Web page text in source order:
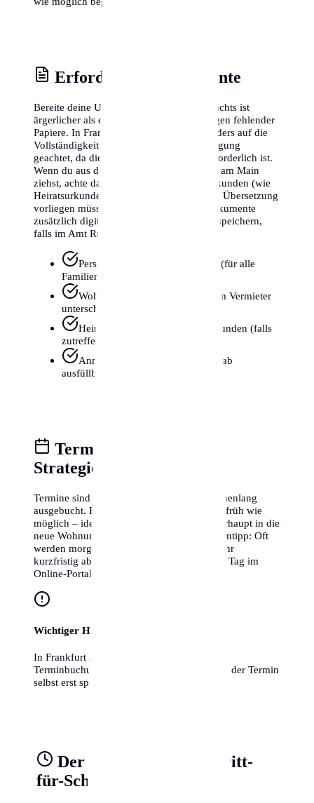
Erforderliche Dokumente
Bereite deine Unterlagen sorgfältig vor. Nichts ist
ärgerlicher als ein abgelehnter Termin wegen fehlender
Papiere. In Frankfurt am Main wird besonders auf die
Vollständigkeit der Wohnungsgeberbestätigung
geachtet, da diese gesetzlich zwingend erforderlich ist.
Wenn du aus dem Ausland nach Frankfurt am Main
ziehst, achte darauf, dass ausländische Urkunden (wie
Heiratsurkunden) oft in einer beglaubigten Übersetzung
vorliegen müssen. Wir empfehlen, alle Dokumente
zusätzlich digital auf dem Smartphone zu speichern,
falls im Amt Rückfragen entstehen.
Personalausweis oder Reisepass (für alle
Familienmitglieder)
Wohnungsgeberbestätigung (vom Vermieter
unterschrieben)
Heiratsurkunde oder Geburtsurkunden (falls
zutreffend)
Anmeldeformular (oft online vorab
ausfüllbar)
Terminvereinbarung &
Strategie
Termine sind in Frankfurt am Main oft wochenlang
ausgebucht. Buche deinen Termin daher so früh wie
möglich – idealerweise schon bevor du überhaupt in die
neue Wohnung einziehst. Ein kleiner Geheimtipp: Oft
werden morgens zwischen 7:30 und 8:30 Uhr
kurzfristig abgesagte Termine für denselben Tag im
Online-Portal freigeschaltet.
Wichtiger Hinweis
In Frankfurt am Main zählt das Datum der
Terminbuchung als fristwahrend, auch wenn der Termin
selbst erst später stattfindet!
Der Behördengang Schritt-
für-Schritt